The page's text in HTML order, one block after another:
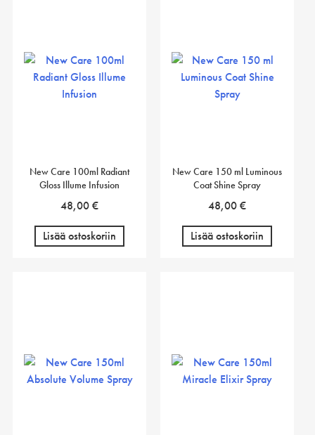
New Care 100ml Radiant
Gloss Illume Infusion
48,00€
Lisää ostoskoriin
New Care 150 ml Luminous
Coat Shine Spray
48,00€
Lisää ostoskoriin